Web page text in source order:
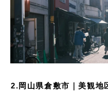
2.岡山県倉敷市｜美観地